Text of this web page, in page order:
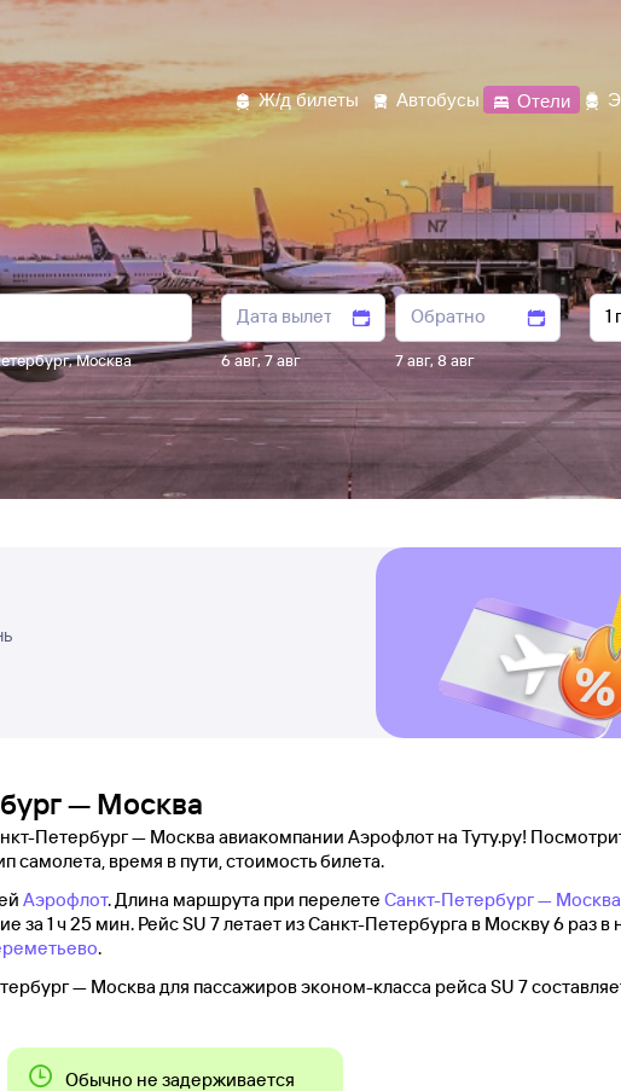
Ж/д билеты Автобусы Отели
,Москва 6 авг, 7 авг 7 авг,8 авг
— Москва
Петербург — Москва авиакомпании Аэрофлот на Туту.ру!
самолета, время в пути, стоимость билета.
Аэрофлот. Длина маршрута при перелете Санкт-Петербург — Москва
за 1 ч 25 мин. Рейс SU 7 летает из Санкт-Петербурга в Москву 6 раз в
.
— Москва для пассажиров эконом-класса рейса SU 7
Обычно не задерживается